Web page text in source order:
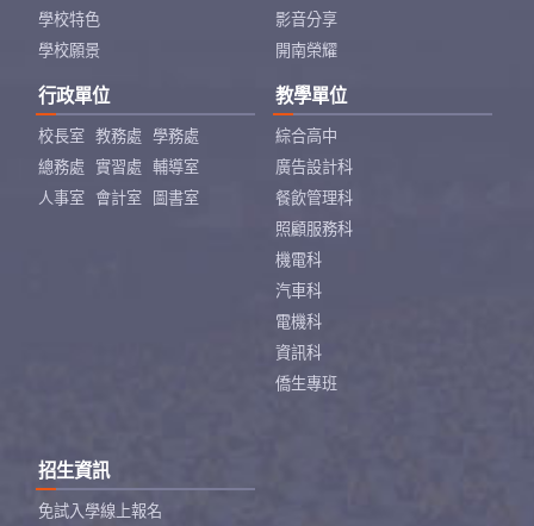
學校特色
學校願景
影音分享
開南榮耀
行政單位
校長室 教務處
學務處
總務處
實習處
輔導室
人事室
會計室 圖書室
教學單位
綜合高中
廣告設計科
餐飲管理科
照顧服務科
機電科
汽車科
電機科
資訊科
僑生專班
招生資訊
免試入學線上報名